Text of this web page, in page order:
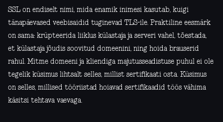
SSL on endiselt nimi, mida enamik inimesi kasutab, kuigi
tänapäevased veebisaidid tuginevad TLS-ile. Praktiline eesmärk
on sama: krüpteerida liiklus külastaja ja serveri vahel, tõestada,
et külastaja jõudis soovitud domeenini, ning hoida brauserid
rahul. Mitme domeeni ja kliendiga majutusseadistuse puhul ei ole
tegelik küsimus lihtsalt selles, millist sertifikaati osta. Küsimus
on selles, millised tööriistad hoiavad sertifikaadid töös vähima
käsitsi tehtava vaevaga.